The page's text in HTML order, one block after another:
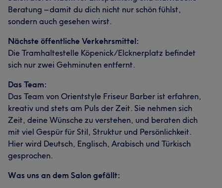
Beratung – damit du dich nicht nur schön fühlst,
sondern auch gesehen wirst.
Nächste öffentliche Verkehrsmittel:
Die Tramhaltestelle Köpenick/Elcknerplatz befindet
sich nur zwei Gehminuten entfernt.
Das Team:
Das Team von Orientstyle Friseur Barber ist erfahren,
kreativ und stets am Puls der Zeit. Sie nehmen sich
Zeit, deine Wünsche zu verstehen, und beraten dich
mit viel Gespür für Stil, Struktur und Persönlichkeit.
Hier wird Deutsch, Englisch, Arabisch und Türkisch
gesprochen.
Was uns an dem Salon gefällt: